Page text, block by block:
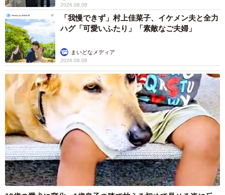
2026.08.08
「我慢できず」村上佳菜子、イケメン夫と全力
ハグ「可愛いふたり」「素敵なご夫婦」
まいどなメディア
2026.08.08